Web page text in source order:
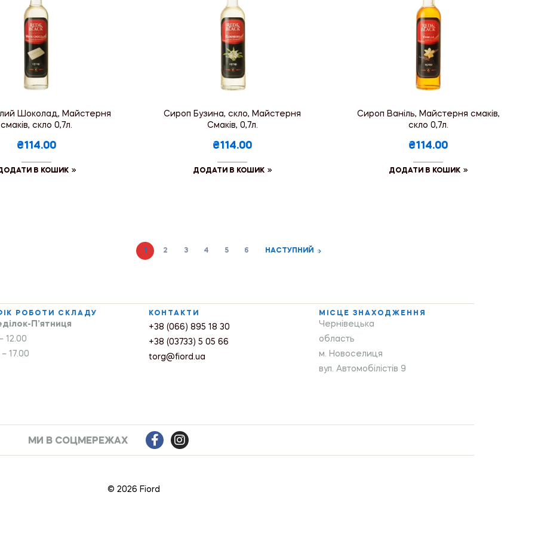
Шоколад, Майстерня
смаків, скло 0,7л.
₴114.00
В КОШИК
Сироп Бузина, скло, Майстерня
Смаків, 0,7л.
₴114.00
ДОДАТИ В КОШИК
Сироп Ваніль, Майстерня смаків,
скло 0,7л.
₴114.00
ДОДАТИ В КОШИК
1 2 3 4 5 6 НАСТУПНИЙ
РОБОТИ СКЛАДУ
П’ятниця
12.00
17.00
КОНТАКТИ
+38 (066) 895 18 30
+38 (03733) 5 05 66
torg@fiord.ua
МІСЦЕ ЗНАХОДЖЕННЯ
Чернівецька
область
м. Новоселиця
вул. Автомобілістів 9
МИ В СОЦМЕРЕЖАХ
© 2026 Fiord